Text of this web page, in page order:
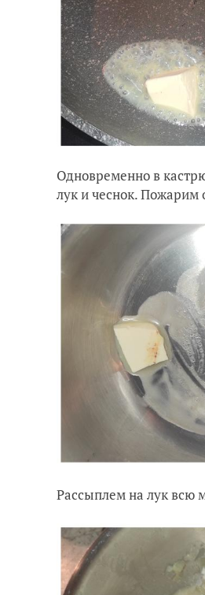
Одновременно в
лук и чеснок. Пожарим
Рассыплем на лук всю